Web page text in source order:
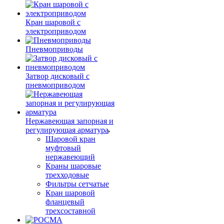
Кран шаровой с
электроприводом
Пневмоприводы
Затвор дисковый с
пневмоприводом
Нержавеющая запорная и
регулирующая арматура
Шаровой кран
муфтовый
нержавеющий
Краны шаровые
трехходовые
Фильтры сетчатые
Кран шаровой
фланцевый
трехсоставной